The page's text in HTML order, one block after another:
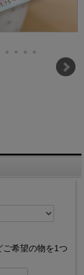
希望の物を1つ